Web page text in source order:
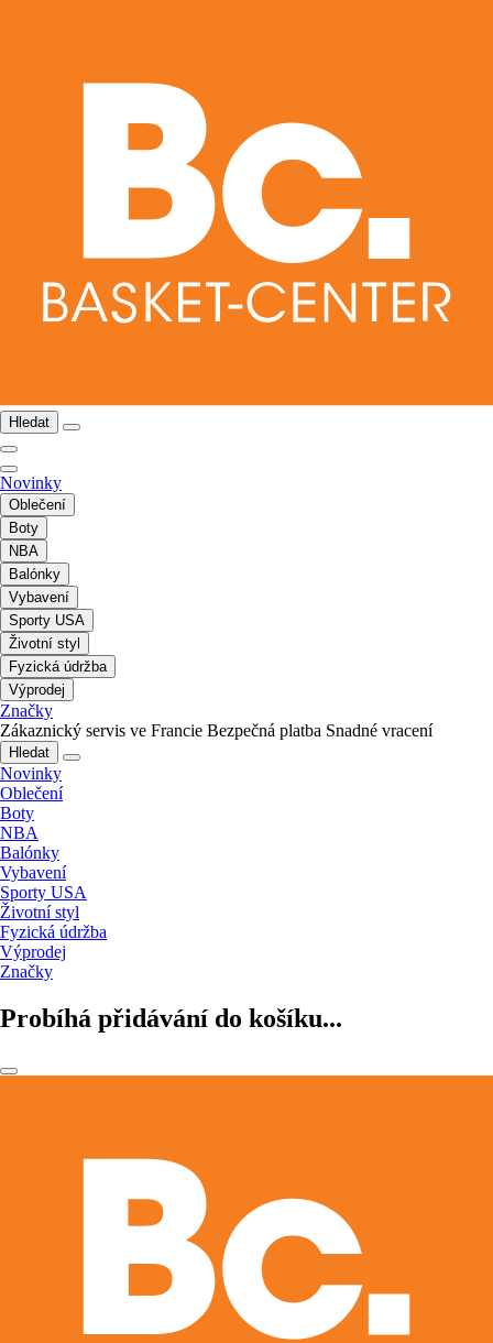
Hledat
Novinky
Oblečení
Boty
NBA
Balónky
Vybavení
Sporty USA
Životní styl
Fyzická údržba
Výprodej
Značky
Zákaznický servis ve Francie Bezpečná platba Snadné vracení
Hledat
Novinky
Oblečení
Boty
NBA
Balónky
Vybavení
Sporty USA
Životní styl
Fyzická údržba
Výprodej
Značky
Probíhá přidávání do košíku...